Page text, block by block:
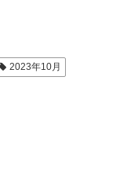
2023年10月